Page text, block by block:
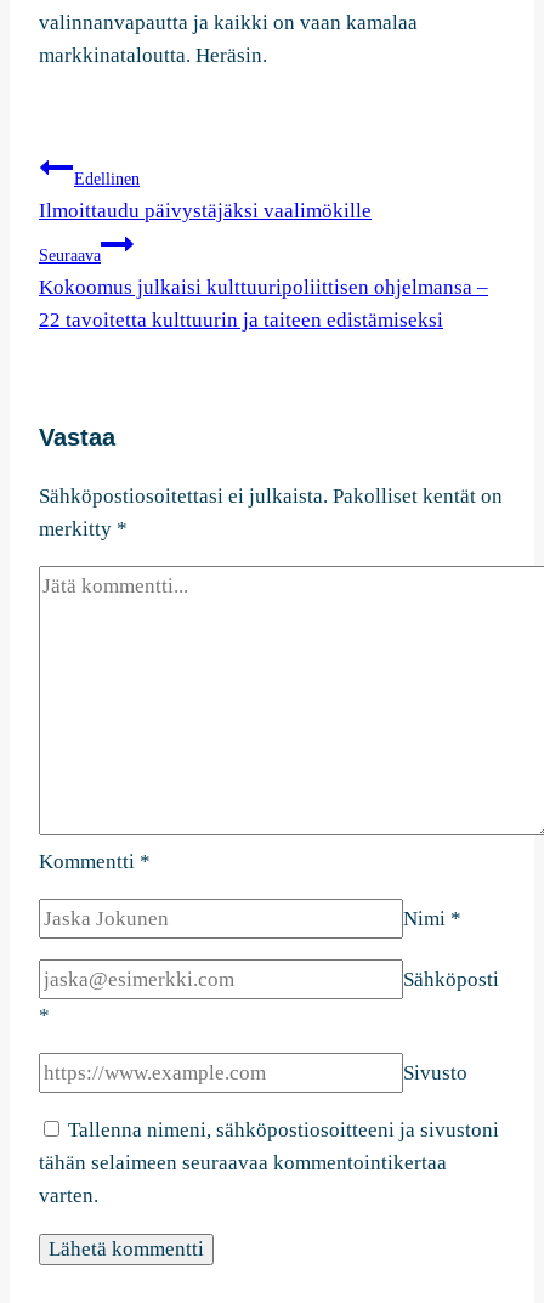
valinnanvapautta ja kaikki on vaan kamalaa
markkinataloutta. Heräsin.
Artikkelien
selaus
Edellinen
Ilmoittaudu päivystäjäksi vaalimökille
Seuraava
Kokoomus julkaisi kulttuuripoliittisen ohjelmansa –
22 tavoitetta kulttuurin ja taiteen edistämiseksi
Vastaa
Sähköpostiosoitettasi ei julkaista. Pakolliset kentät on
merkitty *
Kommentti *
Nimi *
Sähköposti
*
Sivusto
Tallenna nimeni, sähköpostiosoitteeni ja sivustoni
tähän selaimeen seuraavaa kommentointikertaa
varten.